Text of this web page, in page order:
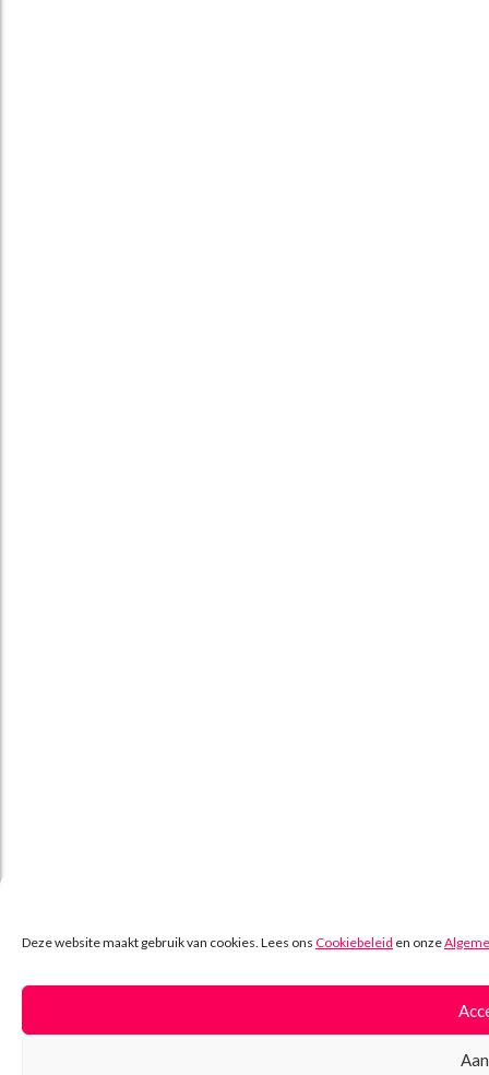
Deze website maakt gebruik van cookies. Lees ons Cookiebeleid en onze